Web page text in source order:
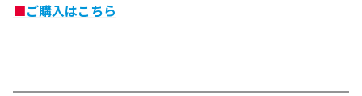
■ご購入はこちら